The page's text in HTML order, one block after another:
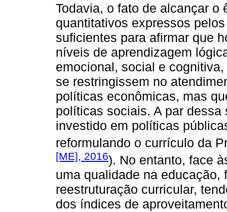
Todavia, o fato de alcançar
quantitativos expressos
suficientes para afirmar que
níveis de aprendizagem
emocional, social e
se restringissem no
políticas econômicas, mas
políticas sociais. A par
investido em políticas
reformulando o currículo da
[ME], 2016). No entanto, face
uma qualidade na educação,
reestruturação curricular,
dos índices de